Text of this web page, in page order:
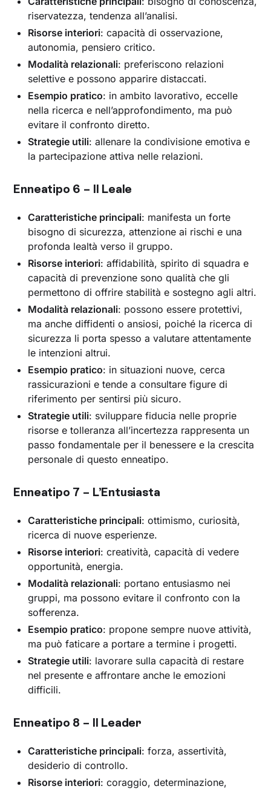
riservatezza, tendenza all’analisi.
Risorse interiori: capacità di osservazione,
autonomia, pensiero critico.
Modalità relazionali: preferiscono relazioni
selettive e possono apparire distaccati.
Esempio pratico: in ambito lavorativo, eccelle
nella ricerca e nell’approfondimento, ma può
evitare il confronto diretto.
Strategie utili: allenare la condivisione emotiva e
la partecipazione attiva nelle relazioni.
Enneatipo 6 – Il Leale
Caratteristiche principali: manifesta un forte
bisogno di sicurezza, attenzione ai rischi e una
profonda lealtà verso il gruppo.
Risorse interiori: affidabilità, spirito di squadra e
capacità di prevenzione sono qualità che gli
permettono di offrire stabilità e sostegno agli altri.
Modalità relazionali: possono essere protettivi,
ma anche diffidenti o ansiosi, poiché la ricerca di
sicurezza li porta spesso a valutare attentamente
le intenzioni altrui.
Esempio pratico: in situazioni nuove, cerca
rassicurazioni e tende a consultare figure di
riferimento per sentirsi più sicuro.
Strategie utili: sviluppare fiducia nelle proprie
risorse e tolleranza all’incertezza rappresenta un
passo fondamentale per il benessere e la crescita
personale di questo enneatipo.
Enneatipo 7 – L’Entusiasta
Caratteristiche principali: ottimismo, curiosità,
ricerca di nuove esperienze.
Risorse interiori: creatività, capacità di vedere
opportunità, energia.
Modalità relazionali: portano entusiasmo nei
gruppi, ma possono evitare il confronto con la
sofferenza.
Esempio pratico: propone sempre nuove attività,
ma può faticare a portare a termine i progetti.
Strategie utili: lavorare sulla capacità di restare
nel presente e affrontare anche le emozioni
difficili.
Enneatipo 8 – Il Leader
Caratteristiche principali: forza, assertività,
desiderio di controllo.
Risorse interiori: coraggio, determinazione,